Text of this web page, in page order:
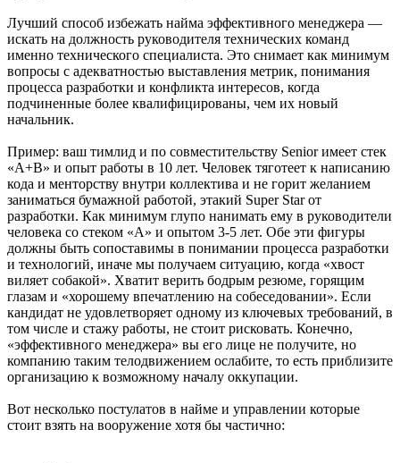
Лучший способ избежать найма эффективного менеджера —
искать на должность руководителя технических команд
именно технического специалиста. Это снимает как минимум
вопросы с адекватностью выставления метрик, понимания
процесса разработки и конфликта интересов, когда
подчиненные более квалифицированы, чем их новый
начальник.
Пример: ваш тимлид и по совместительству Senior имеет стек
«A+B» и опыт работы в 10 лет. Человек тяготеет к написанию
кода и менторству внутри коллектива и не горит желанием
заниматься бумажной работой, этакий Super Star от
разработки. Как минимум глупо нанимать ему в руководители
человека со стеком «A» и опытом 3-5 лет. Обе эти фигуры
должны быть сопоставимы в понимании процесса разработки
и технологий, иначе мы получаем ситуацию, когда «хвост
виляет собакой». Хватит верить бодрым резюме, горящим
глазам и «хорошему впечатлению на собеседовании». Если
кандидат не удовлетворяет одному из ключевых требований, в
том числе и стажу работы, не стоит рисковать. Конечно,
«эффективного менеджера» вы его лице не получите, но
компанию таким телодвижением ослабите, то есть приблизите
организацию к возможному началу оккупации.
Вот несколько постулатов в найме и управлении которые
стоит взять на вооружение хотя бы частично: